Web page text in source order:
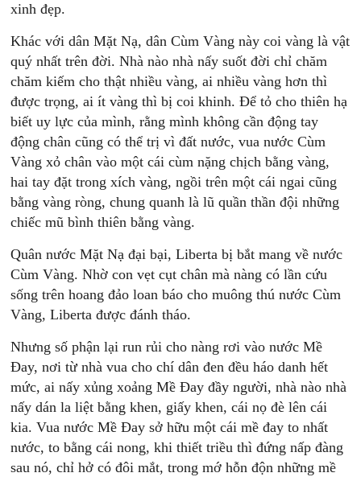
xinh đẹp.
Khác với dân Mặt Nạ, dân Cùm Vàng này coi vàng là vật
quý nhất trên đời. Nhà nào nhà nấy suốt đời chỉ chăm
chăm kiếm cho thật nhiều vàng, ai nhiều vàng hơn thì
được trọng, ai ít vàng thì bị coi khinh. Ðể tỏ cho thiên hạ
biết uy lực của mình, rằng mình không cần động tay
động chân cũng có thể trị vì đất nước, vua nước Cùm
Vàng xỏ chân vào một cái cùm nặng chịch bằng vàng,
hai tay đặt trong xích vàng, ngồi trên một cái ngai cũng
bằng vàng ròng, chung quanh là lũ quần thần đội những
chiếc mũ bình thiên bằng vàng.
Quân nước Mặt Nạ đại bại, Liberta bị bắt mang về nước
Cùm Vàng. Nhờ con vẹt cụt chân mà nàng có lần cứu
sống trên hoang đảo loan báo cho muông thú nước Cùm
Vàng, Liberta được đánh tháo.
Nhưng số phận lại run rủi cho nàng rơi vào nước Mề
Ðay, nơi từ nhà vua cho chí dân đen đều háo danh hết
mức, ai nấy xủng xoảng Mề Ðay đầy người, nhà nào nhà
nấy dán la liệt bằng khen, giấy khen, cái nọ đè lên cái
kia. Vua nước Mề Ðay sở hữu một cái mề đay to nhất
nước, to bằng cái nong, khi thiết triều thì đứng nấp đàng
sau nó, chỉ hở có đôi mắt, trong mớ hỗn độn những mề